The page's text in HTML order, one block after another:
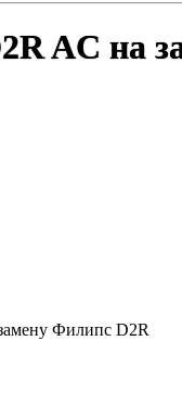
AC на
Филипс D2R